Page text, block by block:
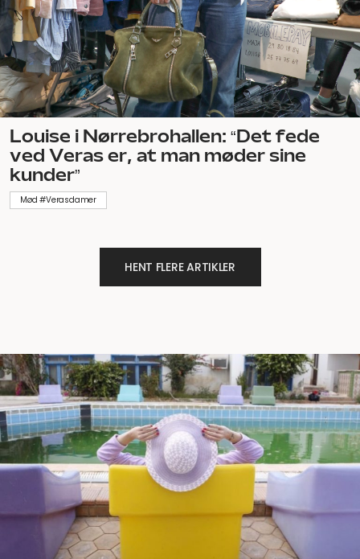
Louise i Nørrebrohallen: “Det fede
ved Veras er, at man møder sine
kunder”
Mød #Verasdamer
HENT FLERE ARTIKLER